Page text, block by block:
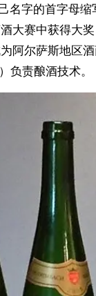
名字的首字母
大赛中获得大
阿尔萨斯地区
负责酿酒技术。